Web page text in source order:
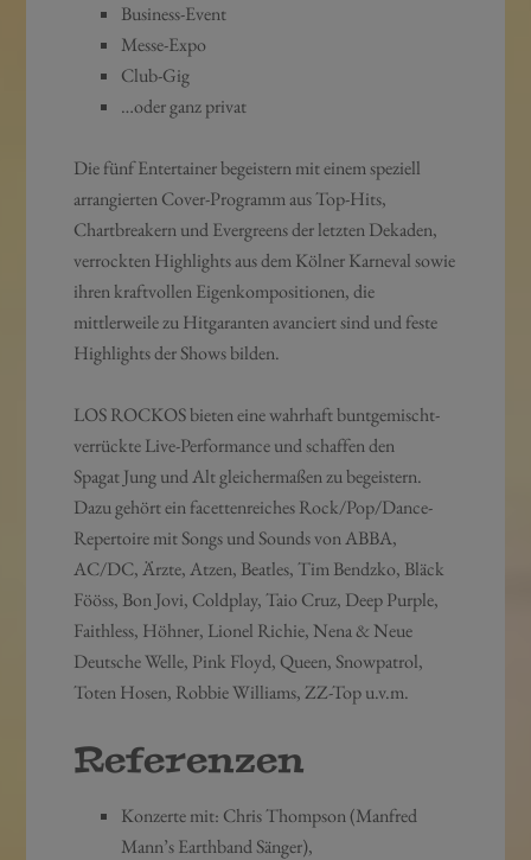
Business-Event
Messe-Expo
Club-Gig
…oder ganz privat
Die fünf Entertainer begeistern mit einem speziell
arrangierten Cover-Programm aus Top-Hits,
Chartbreakern und Evergreens der letzten Dekaden,
verrockten Highlights aus dem Kölner Karneval sowie
ihren kraftvollen Eigenkompositionen, die
mittlerweile zu Hitgaranten avanciert sind und feste
Highlights der Shows bilden.
LOS ROCKOS bieten eine wahrhaft buntgemischt-
verrückte Live-Performance und schaffen den
Spagat Jung und Alt gleichermaßen zu begeistern.
Dazu gehört ein facettenreiches Rock/Pop/Dance-
Repertoire mit Songs und Sounds von ABBA,
AC/DC, Ärzte, Atzen, Beatles, Tim Bendzko, Bläck
Fööss, Bon Jovi, Coldplay, Taio Cruz, Deep Purple,
Faithless, Höhner, Lionel Richie, Nena & Neue
Deutsche Welle, Pink Floyd, Queen, Snowpatrol,
Toten Hosen, Robbie Williams, ZZ-Top u.v.m.
Referenzen
Konzerte mit: Chris Thompson (Manfred
Mann’s Earthband Sänger),